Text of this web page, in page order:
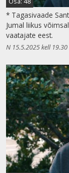
* Tagasivaade
Jumal liikus
vaatajate eest.
N 15.5.2025 kell 19.30